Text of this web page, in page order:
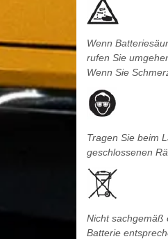
Wenn
rufen Sie
Wenn Sie
Tragen Sie beim
geschlossenen
Nicht sachgemäß
Batterie